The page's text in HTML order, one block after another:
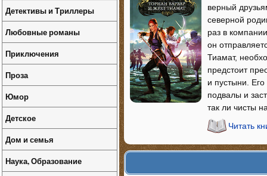
верный
северной
раз в
он
Тиамат,
предстоит
и пустыни.
подвалы и
так ли чисты
Читать
Детективы и Триллеры
Любовные романы
Приключения
Проза
Юмор
Детское
Дом и семья
Наука, Образование